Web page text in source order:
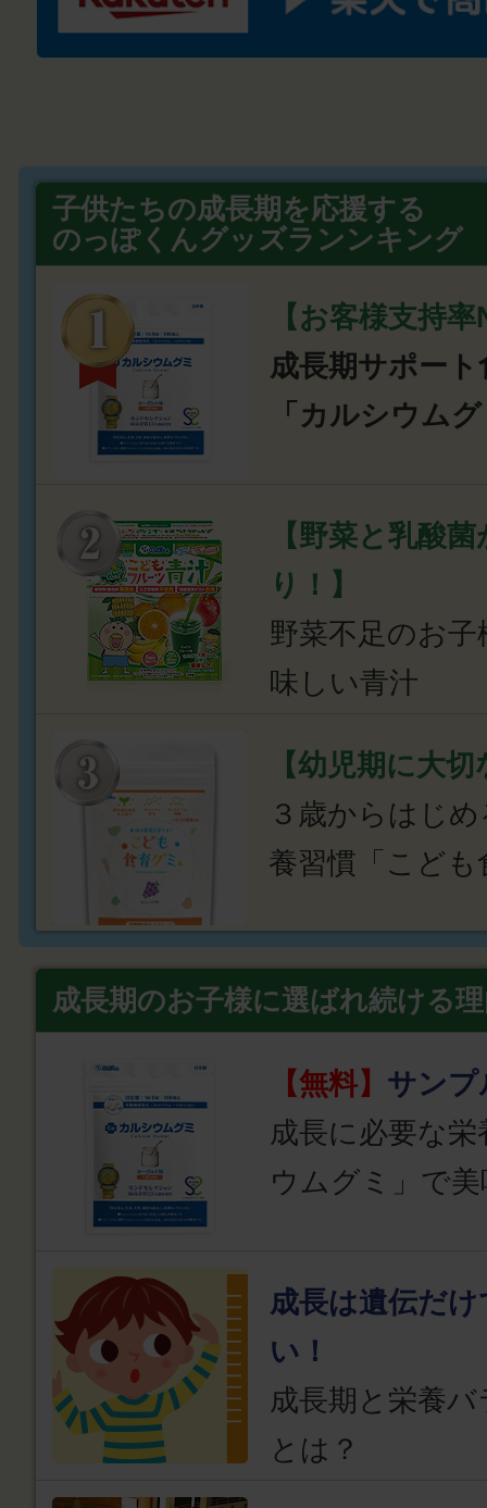
子供たちの成長期を応援する
のっぽくんグッズランンキング
【お客様支持
成長期サポート
「カルシウム
【野菜と乳酸
り！】
野菜不足のお
味しい青汁
【幼児期に大
３歳からはじ
養習慣「こども
成長期のお子様に選ばれ続ける
【無料】 サンプ
成長に必要な
ウムグミ」で
成長は遺伝だ
い！
成長期と栄養
とは？